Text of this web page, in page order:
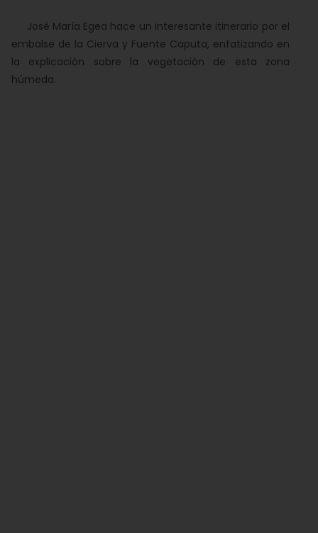
José María Egea hace un interesante itinerario por el
embalse de la Cierva y Fuente Caputa, enfatizando en
la explicación sobre la vegetación de esta zona
húmeda.